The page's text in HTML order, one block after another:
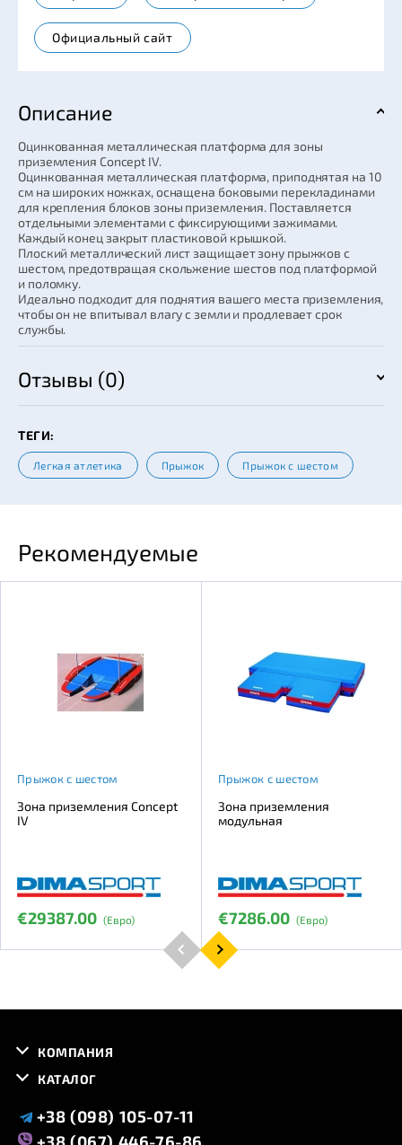
Официальный сайт
Описание
Оцинкованная металлическая платформа для зоны
приземления Concept IV.
Оцинкованная металлическая платформа, приподнятая на 10
см на широких ножках, оснащена боковыми перекладинами
для крепления блоков зоны приземления. Поставляется
отдельными элементами с фиксирующими зажимами.
Каждый конец закрыт пластиковой крышкой.
Плоский металлический лист защищает зону прыжков с
шестом, предотвращая скольжение шестов под платформой
и поломку.
Идеально подходит для поднятия вашего места приземления,
чтобы он не впитывал влагу с земли и продлевает срок
службы.
Отзывы (0)
ТЕГИ:
Легкая атлетика Прыжок Прыжок с шестом
Рекомендуемые
Прыжок с шестом
Зона приземления Concept
IV
€29387.00 (Евро)
Прыжок с шестом
Зона приземления
модульная
€7286.00 (Евро)
КОМПАНИЯ
КАТАЛОГ
+38 (098) 105-07-11
+38 (067) 446-76-86